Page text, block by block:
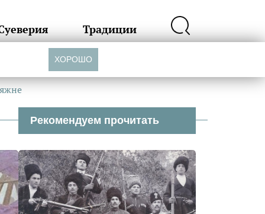
Традиции
Рекомендуем прочитать
ХОРОШО